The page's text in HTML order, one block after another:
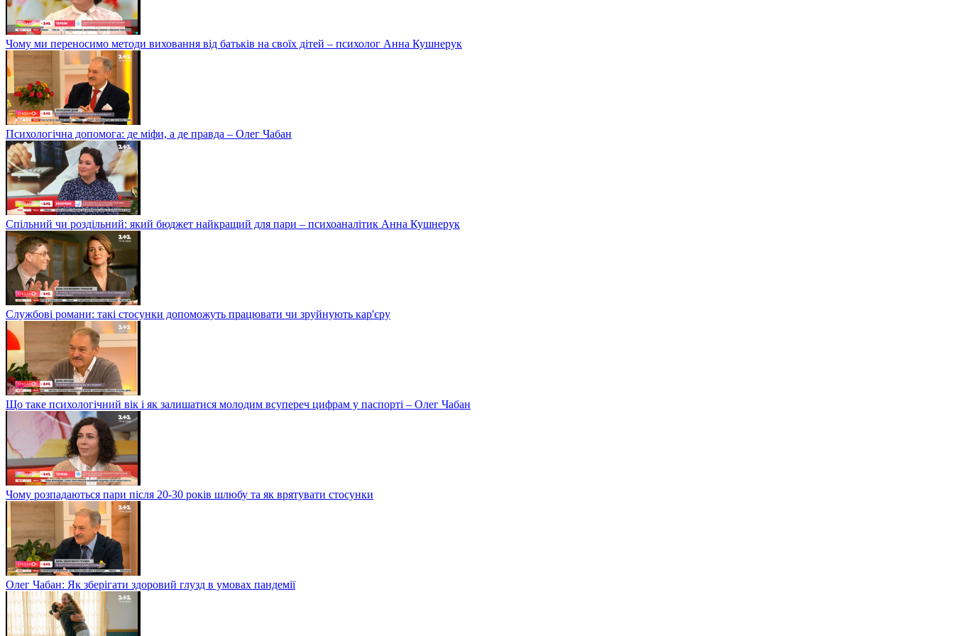
Чому ми переносимо методи виховання від батьків на своїх дітей – психолог Анна Кушнерук
Психологічна допомога: де міфи, а де правда – Олег Чабан
Спільний чи роздільний: який бюджет найкращий для пари – психоаналітик Анна Кушнерук
Службові романи: такі стосунки допоможуть працювати чи зруйнують кар'єру
Що таке психологічний вік і як залишатися молодим всупереч цифрам у паспорті – Олег Чабан
Чому розпадаються пари після 20-30 років шлюбу та як врятувати стосунки
Олег Чабан: Як зберігати здоровий глузд в умовах пандемії